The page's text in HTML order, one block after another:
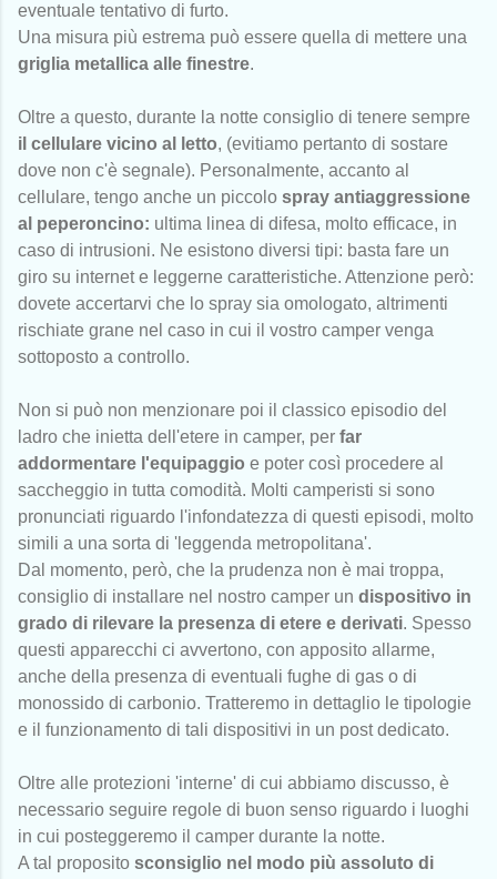
eventuale tentativo di furto.
Una misura più estrema può essere quella di mettere una
griglia metallica alle finestre.
Oltre a questo, durante la notte consiglio di tenere sempre
il cellulare vicino al letto, (evitiamo pertanto di sostare
dove non c'è segnale). Personalmente, accanto al
cellulare, tengo anche un piccolo spray antiaggressione
al peperoncino: ultima linea di difesa, molto efficace, in
caso di intrusioni. Ne esistono diversi tipi: basta fare un
giro su internet e leggerne caratteristiche. Attenzione però:
dovete accertarvi che lo spray sia omologato, altrimenti
rischiate grane nel caso in cui il vostro camper venga
sottoposto a controllo.
Non si può non menzionare poi il classico episodio del
ladro che inietta dell'etere in camper, per far
addormentare l'equipaggio e poter così procedere al
saccheggio in tutta comodità. Molti camperisti si sono
pronunciati riguardo l'infondatezza di questi episodi, molto
simili a una sorta di 'leggenda metropolitana'.
Dal momento, però, che la prudenza non è mai troppa,
consiglio di installare nel nostro camper un dispositivo in
grado di rilevare la presenza di etere e derivati. Spesso
questi apparecchi ci avvertono, con apposito allarme,
anche della presenza di eventuali fughe di gas o di
monossido di carbonio. Tratteremo in dettaglio le tipologie
e il funzionamento di tali dispositivi in un post dedicato.
Oltre alle protezioni 'interne' di cui abbiamo discusso, è
necessario seguire regole di buon senso riguardo i luoghi
in cui posteggeremo il camper durante la notte.
A tal proposito sconsiglio nel modo più assoluto di